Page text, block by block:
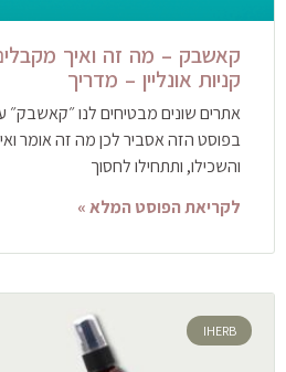
קאשבק – מה זה ואיך
קניות אונליין – מדריך
אתרים שונים מבטיחים לנו ״קאשבק״
בפוסט הזה אסביר לכן מה זה אומר
והשכילו, ותתחילו לחסוך
לקריאת הפוסט המלא »
IHERB